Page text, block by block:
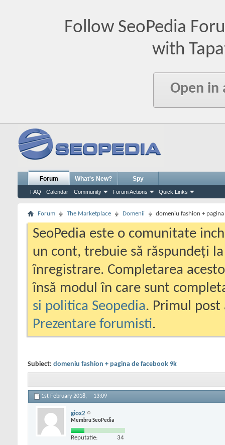
Follow SeoPedia
with
Open in
Forum
FAQ Calendar Community Forum Actions Quick Links
What's New? Spy
Forum The Marketplace Domenii domeniu fashion +
SeoPedia este o comunitate
un cont, trebuie să răspundeți
înregistrare. Completarea
însă modul în care sunt
si politica Seopedia. Primul
Prezentare forumisti.
Subiect: domeniu fashion + pagina de facebook 9k
1st February 2018, 13:09
giox2
Membru SeoPedia
Reputatie: 34